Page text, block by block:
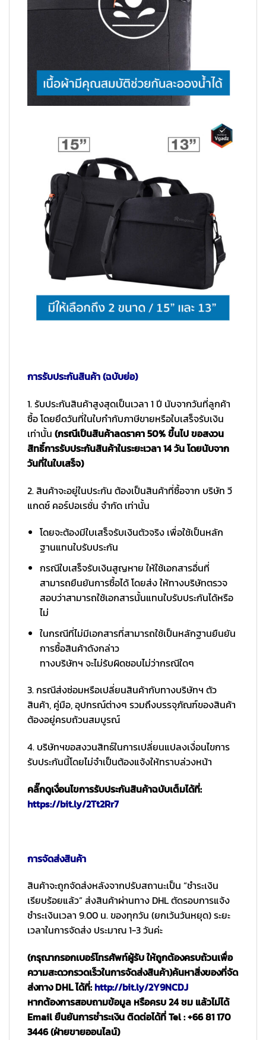
การรับประกันสินค้า (ฉบับย่อ)
1. รับประกันสินค้าสูงสุดเป็นเวลา 1 ปี นับจากวันที่ลูกค้า
ซื้อ โดยยึดวันที่ในใบกำกับภาษีขายหรือใบเสร็จรับเงิน
เท่านั้น (กรณีเป็นสินค้าลดราคา 50% ขึ้นไป ขอสงวน
สิทธิ์การรับประกันสินค้าในระยะเวลา 14 วัน โดยนับจาก
วันที่ในใบเสร็จ)
2. สินค้าจะอยู่ในประกัน ต้องเป็นสินค้าที่ซื้อจาก บริษัท วี
แกดซ์ คอร์ปอเรชั่น จำกัด เท่านั้น
โดยจะต้องมีใบเสร็จรับเงินตัวจริง เพื่อใช้เป็นหลัก
ฐานแทนใบรับประกัน
กรณีใบเสร็จรับเงินสูญหาย ให้ใช้เอกสารอื่นที่
สามารถยืนยันการซื้อได้ โดยส่ง ให้ทางบริษัทตรวจ
สอบว่าสามารถใช้เอกสารนั้นแทนใบรับประกันได้หรือ
ไม่
ในกรณีที่ไม่มีเอกสารที่สามารถใช้เป็นหลักฐานยืนยัน
การซื้อสินค้าดังกล่าว
ทางบริษัทฯ จะไม่รับผิดชอบไม่ว่ากรณีใดๆ
3. กรณีส่งซ่อมหรือเปลี่ยนสินค้ากับทางบริษัทฯ ตัว
สินค้า, คู่มือ, อุปกรณ์ต่างๆ รวมถึงบรรจุภัณฑ์ของสินค้า
ต้องอยู่ครบถ้วนสมบูรณ์
4. บริษัทฯขอสงวนสิทธ์ในการเปลี่ยนแปลงเงื่อนไขการ
รับประกันนี้โดยไม่จำเป็นต้องแจ้งให้ทราบล่วงหน้า
คลิ๊กดูเงื่อนไขการรับประกันสินค้าฉบับเต็มได้ที่:
https://bit.ly/2Tt2Rr7
การจัดส่งสินค้า
สินค้าจะถูกจัดส่งหลังจากปรับสถานะเป็น “ชำระเงิน
เรียบร้อยแล้ว” ส่งสินค้าผ่านทาง DHL ตัดรอบการแจ้ง
ชำระเงินเวลา 9.00 น. ของทุกวัน (ยกเว้นวันหยุด) ระยะ
เวลาในการจัดส่ง ประมาณ 1-3 วันค่ะ
(กรุณากรอกเบอร์โทรศัพท์ผู้รับ ให้ถูกต้องครบถ้วนเพื่อ
ความสะดวกรวดเร็วในการจัดส่งสินค้า)ค้นหาสิ่งของที่จัด
ส่งทาง DHL ได้ที่:http://bit.ly/2Y9NCDJ
หากต้องการสอบถามข้อมูล หรือครบ 24 ชม แล้วไม่ได้
Email ยืนยันการชำระเงิน ติดต่อได้ที่ Tel : +66 81 170
3446 (ฝ่ายขายออนไลน์)